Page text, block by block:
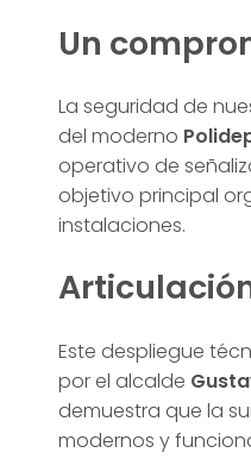
Un
La seguridad de
del moderno
operativo de
objetivo principal
instalaciones.
Este despliegue
por el alcalde
demuestra que la
modernos y